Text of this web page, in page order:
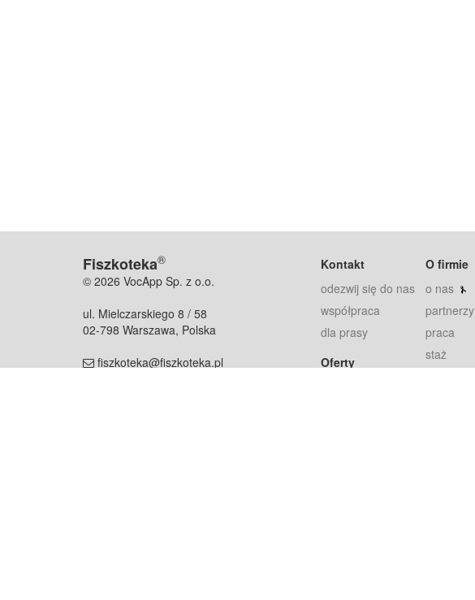
Fiszkoteka®
© 2026 VocApp Sp. z o.o.
ul. Mielczarskiego 8 / 58
02-798 Warszawa, Polska
fiszkoteka@fiszkoteka.pl
Kontakt
odezwij się do nas
współpraca
dla prasy
Oferty
O firmie
o nas
partnerzy
praca
staż